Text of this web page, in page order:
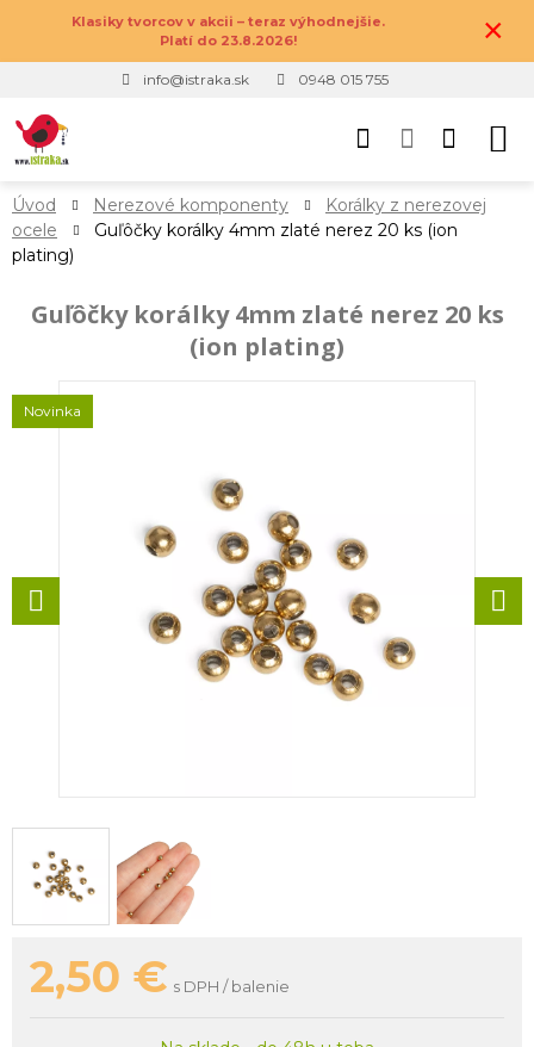
Klasiky tvorcov v akcii – teraz výhodnejšie.
Platí do 23.8.2026!
×
info@istraka.sk 0948 015 755
Úvod Nerezové komponenty
Korálky z nerezovej
ocele
Guľôčky korálky 4mm zlaté nerez 20 ks (ion
plating)
Guľôčky korálky 4mm zlaté nerez 20 ks
(ion plating)
Novinka
2,50 € s DPH / balenie